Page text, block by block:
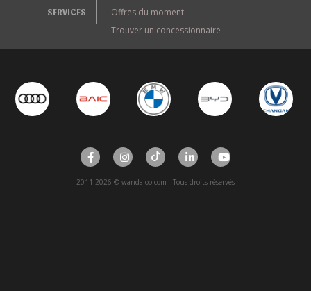
SERVICES
Offres du moment
Trouver un concessionnaire
2011-2026 © wandaloo.com - Tous droits réservés